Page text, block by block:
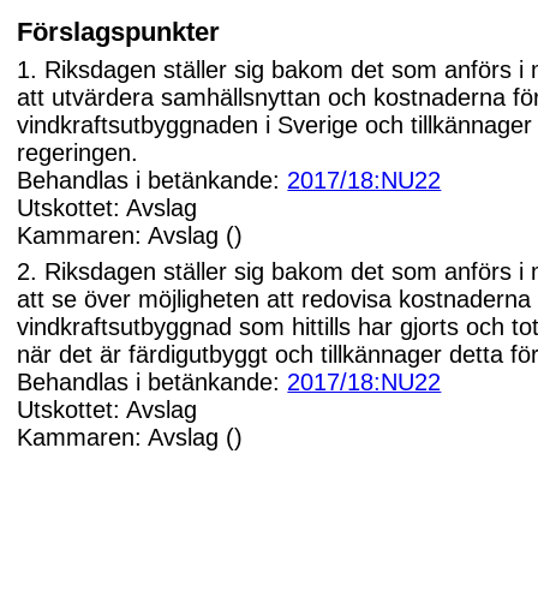
Förslagspunkter
1. Riksdagen ställer sig bakom det som anförs i
att utvärdera samhällsnyttan och kostnaderna
vindkraftsutbyggnaden i Sverige och
regeringen.
Behandlas i betänkande: 2017/18:NU22
Utskottet: Avslag
Kammaren: Avslag ()
2. Riksdagen ställer sig bakom det som anförs i
att se över möjligheten att redovisa
vindkraftsutbyggnad som hittills har gjorts och
när det är färdigutbyggt och tillkännager detta
Behandlas i betänkande: 2017/18:NU22
Utskottet: Avslag
Kammaren: Avslag ()